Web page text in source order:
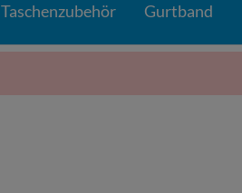
Taschenzubehör Gurtband